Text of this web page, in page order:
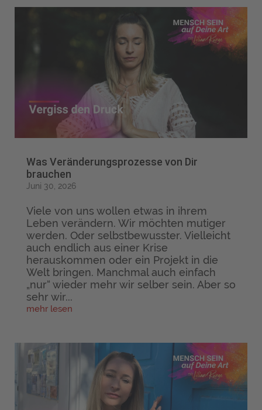
Was Veränderungsprozesse von Dir
brauchen
Juni 30, 2026
Viele von uns wollen etwas in ihrem
Leben verändern. Wir möchten mutiger
werden. Oder selbstbewusster. Vielleicht
auch endlich aus einer Krise
herauskommen oder ein Projekt in die
Welt bringen. Manchmal auch einfach
„nur“ wieder mehr wir selber sein. Aber so
sehr wir...
mehr lesen